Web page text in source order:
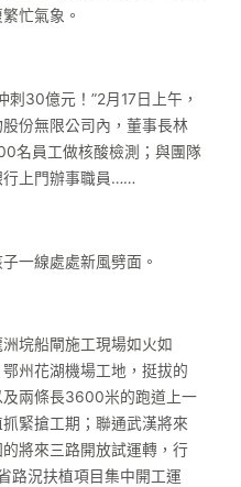
忙氣象。
30億元！”2月17日上午，
份無限公司內，董事長林
名員工做核酸檢測；與團隊
行上門辦事職員……
一線處處新風劈面。
垸船閘施工現場如火如
州花湖機場工地，挺拔的
兩條長3600米的跑道上一
緊搶工期；聯通武漢將來
將來三路開放試運轉，行
路況扶植項目集中開工運